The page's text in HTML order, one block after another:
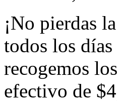
¡No pierdas
todos los
recogemos
efectivo de